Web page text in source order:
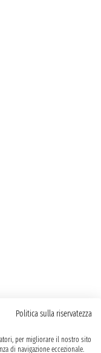
Politica sulla riservatezza
per migliorare il nostro sito
di navigazione eccezionale.